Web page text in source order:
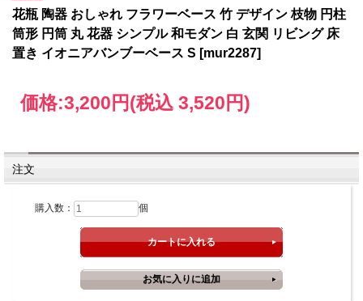
花瓶 陶器 おしゃれ フラワーベース 竹 デザイン 枝物 円柱
筒形 円筒 丸 花器 シンプル 和モダン 白 玄関 リビング 床
置き イオニアバンブーベース S [mur2287]
価格:3,200円(税込 3,520円)
注文
購入数： 個